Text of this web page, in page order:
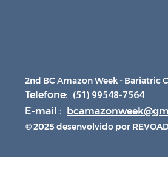
2nd BC Amazon Week - Bariatric
Telefone: (51) 99548-7564
E-mail :
© 2025 desenvolvido por